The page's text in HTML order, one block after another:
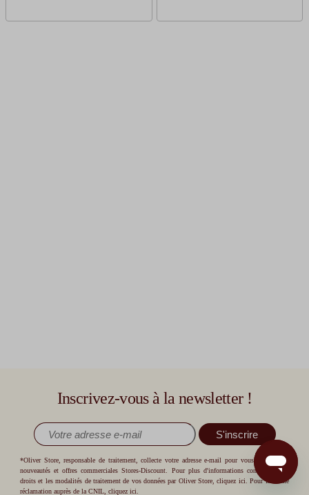
Inscrivez-vous à la newsletter !
S'inscrire
*Oliver Store, responsable de traitement, collecte votre adresse e-mail pour vous envoyer les
nouveautés et offres commerciales Stores-Discount. Pour plus d'informations concernant vos
droits et les modalités de traitement de vos données par Oliver Store,cliquez ici. Pour faire une
réclamation auprès de la CNIL,cliquez ici.